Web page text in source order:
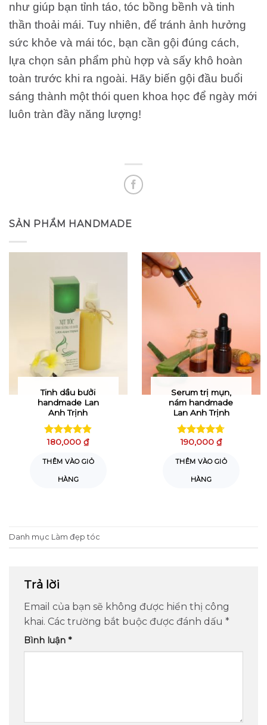
như giúp bạn tỉnh táo, tóc bồng bềnh và tinh
thần thoải mái. Tuy nhiên, để tránh ảnh hưởng
sức khỏe và mái tóc, bạn cần gội đúng cách,
lựa chọn sản phẩm phù hợp và sấy khô hoàn
toàn trước khi ra ngoài. Hãy biến gội đầu buổi
sáng thành một thói quen khoa học để ngày mới
luôn tràn đầy năng lượng!
SẢN PHẨM HANDMADE
Tinh dầu bưởi
handmade Lan
Anh Trịnh
Được xếp
5 sao
180,000₫
THÊM VÀO GIỎ
HÀNG
Serum trị mụn,
nám handmade
Lan Anh Trịnh
Được xếp
5 sao
190,000 ₫
THÊM VÀO GIỎ
HÀNG
Danh mục Làm đẹp tóc
Trả lời
Email của bạn sẽ không được hiển thị công
khai. Các trường bắt buộc được đánh dấu *
Bình luận *